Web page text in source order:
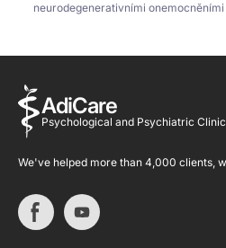
neurodegenerativními onemocněními
AdiCare
Psychological and Psychiatric Clinic
We've helped more than 4,000 clients,